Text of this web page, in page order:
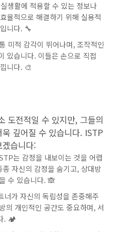
생활에 적용할 수 있는 정보나
율적으로 해결하기 위해 실용적
니다. 🔧
미적 감각이 뛰어나며, 조작적인
있습니다. 이들은 손으로 직접
니다. 🎨
도전적일 수 있지만, 그들의
깊어질 수 있습니다. ISTP
습니다:
는 감정을 내보이는 것을 어렵
자신의 감정을 숨기고, 상대방
수 있습니다. 🙈
너가 자신의 독립성을 존중해주
의 개인적인 공간도 중요하며, 서
. 🏕️